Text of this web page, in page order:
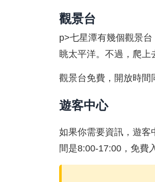
觀景台
p>七星潭有幾個觀景
眺太平洋。不過，爬上
觀景台免費，開放時間
遊客中心
如果你需要資訊，遊客
間是8:00-17:00，免費